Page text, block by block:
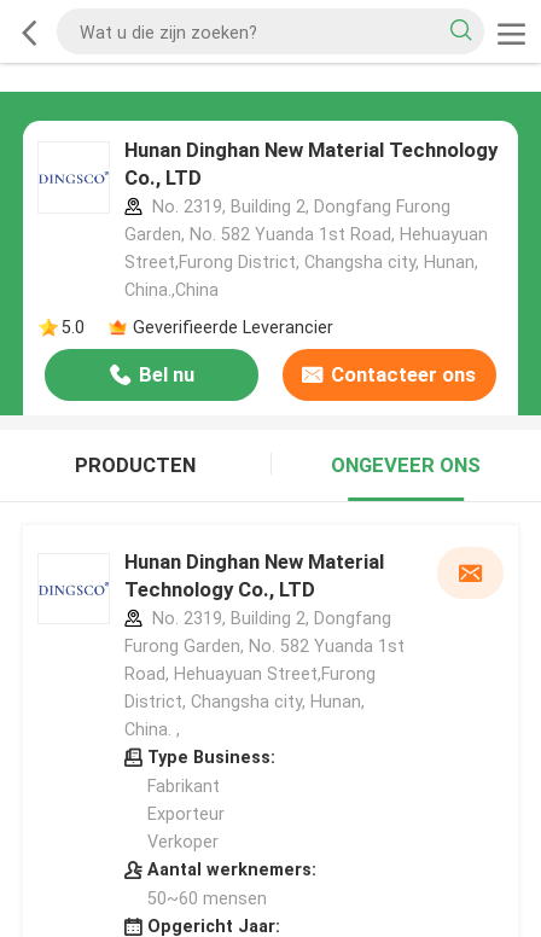
Hunan Dinghan New Material Technology
Co., LTD
No. 2319, Building 2, Dongfang Furong
Garden, No. 582 Yuanda 1st Road, Hehuayuan
Street,Furong District, Changsha city, Hunan,
China.,China
5.0
Geverifieerde Leverancier
Bel nu Contacteer ons
PRODUCTEN ONGEVEER ONS
Hunan Dinghan New Material
Technology Co., LTD
No. 2319, Building 2, Dongfang
Furong Garden, No. 582 Yuanda 1st
Road, Hehuayuan Street,Furong
District, Changsha city, Hunan,
China. ,
Type Business:
Fabrikant
Exporteur
Verkoper
Aantal werknemers:
50~60 mensen
Opgericht Jaar: